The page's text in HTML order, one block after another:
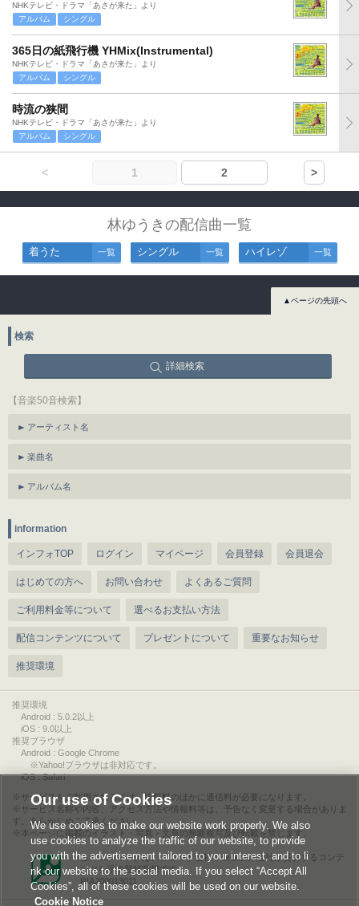
NHKテレビ・ドラマ「あさが来た」より
アルバム
シングル
365日の紙飛行機 YHMix(Instrumental)
NHKテレビ・ドラマ「あさが来た」より
アルバム
シングル
時流の狭間
NHKテレビ・ドラマ「あさが来た」より
アルバム
シングル
< 1 2 >
林ゆうきの配信曲一覧
着うた 一覧 シングル 一覧 ハイレゾ 一覧
▲ページの先頭へ
検索
詳細検索
【音楽50音検索】
アーティスト名
楽曲名
アルバム名
information
インフォTOP ログイン マイページ 会員登録 会員退会
はじめての方へ お問い合わせ よくあるご質問
ご利用料金等について 選べるお支払い方法
配信コンテンツについて プレゼントについて 重要なお知らせ
推奨環境
推奨環境
Android : 5.0.2以上
iOS : 9.0以上
推奨ブラウザ
Android : Google Chrome
※Yahoo!ブラウザは非対応です。
iOS : Safari
サービスをご利用されるには、情報料のほかに通信料が必要になります。
サービス名称や内容、アクセス方法や情報料等は、予告なく変更する場合がありま
す。あらかじめご了承ください。
本ページに掲載のイラスト・写真・文章の無断複写及び転載を禁じます。
このエルマークは、レコード会社・映像製作会社が提供するコンテ
ンツを示す登録商標です。
RIAJ00013011
Our use of Cookies
We use cookies to make our website work properly. We also
use cookies to analyze the traffic of our website, to provide
you with the advertisement tailored to your interest, and to li
nk our website to the social media. If you select “Accept All
Cookies”, all of these cookies will be used on our website.
Cookie Notice